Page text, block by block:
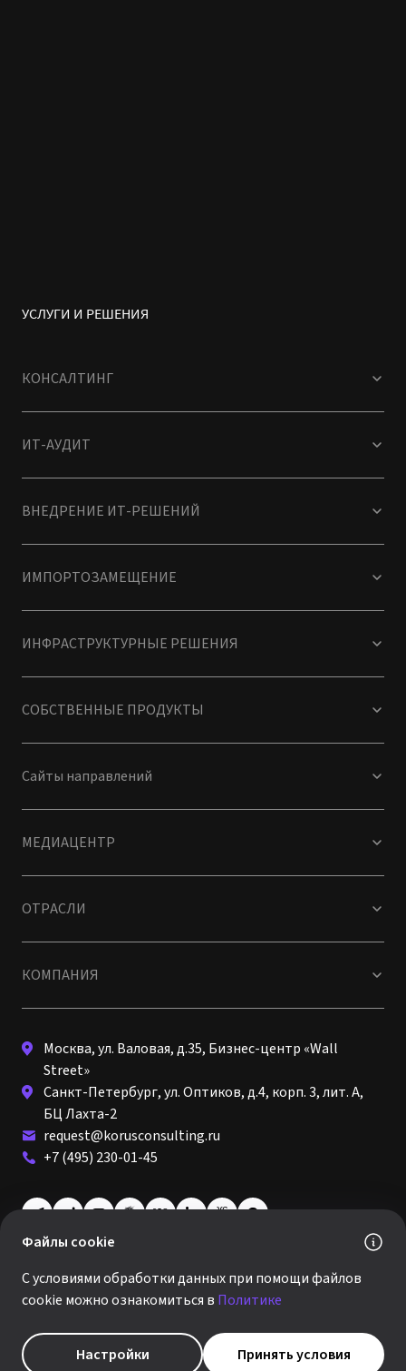
УСЛУГИ И РЕШЕНИЯ
КОНСАЛТИНГ
ИТ-АУДИТ
ВНЕДРЕНИЕ ИТ-РЕШЕНИЙ
ИМПОРТОЗАМЕЩЕНИЕ
ИНФРАСТРУКТУРНЫЕ РЕШЕНИЯ
СОБСТВЕННЫЕ ПРОДУКТЫ
Сайты направлений
МЕДИАЦЕНТР
ОТРАСЛИ
КОМПАНИЯ
Москва, ул. Валовая, д.35, Бизнес-центр «Wall
Street»
Санкт-Петербург, ул. Оптиков, д.4, корп. 3, лит. А,
БЦ Лахта-2
request@korusconsulting.ru
+7 (495) 230-01-45
© 2026 · КОРУС КОНСАЛТИНГ
Политика обработки персональных данных
reCAPTCHA —Конфиденциальность иУсловия использования
Настройки куки
Файлы cookie
С условиями обработки данных при помощи файлов
cookie можно ознакомиться в Политике
Настройки Принять условия